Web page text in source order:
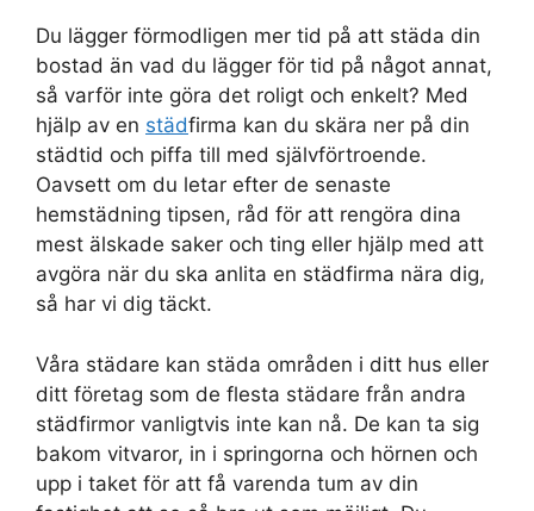
Du lägger förmodligen mer tid på att städa din
bostad än vad du lägger för tid på något annat,
så varför inte göra det roligt och enkelt? Med
hjälp av en städfirma kan du skära ner på din
städtid och piffa till med självförtroende.
Oavsett om du letar efter de senaste
hemstädning tipsen, råd för att rengöra dina
mest älskade saker och ting eller hjälp med att
avgöra när du ska anlita en städfirma nära dig,
så har vi dig täckt.
Våra städare kan städa områden i ditt hus eller
ditt företag som de flesta städare från andra
städfirmor vanligtvis inte kan nå. De kan ta sig
bakom vitvaror, in i springorna och hörnen och
upp i taket för att få varenda tum av din